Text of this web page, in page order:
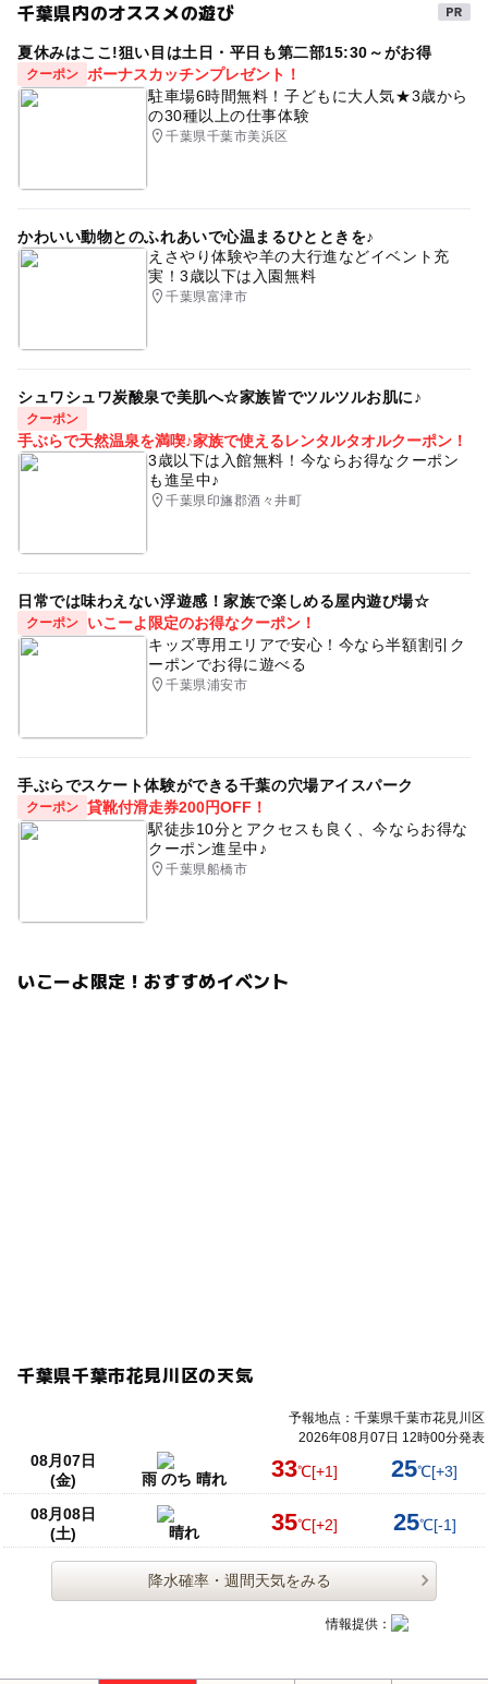
予約/応募
予約必要
最終応募締切 2025-4-26(土)
予約はHP（https://www.battle-airsoft.com/）からお願い
質問等あればお気軽にお問い合わせください。
このイベントの受付は終了しました。
予約はこちらから
大人の料金
2,500円
大人の料金詳細
レンタルを使わない場合は2500円です。
タグ
駐車場無料 サバゲー 親子 デビュー 10禁
親子で体験 サバイバルゲーム 手ぶらでOK
小学生
千葉県内のオススメの遊び
夏休みはここ!狙い目は土日・平日も第二部15:30～がお得
クーポン
ボーナスカッチンプレゼント！
駐車場6時間無料！子どもに大人気★3歳から
の30種以上の仕事体験
千葉県千葉市美浜区
かわいい動物とのふれあいで心温まるひとときを♪
えさやり体験や羊の大行進などイベント充
実！3歳以下は入園無料
千葉県富津市
シュワシュワ炭酸泉で美肌へ☆家族皆でツルツルお肌に♪
クーポン
手ぶらで天然温泉を満喫♪家族で使えるレンタルタオルクーポン！
3歳以下は入館無料！今ならお得なクーポン
も進呈中♪
千葉県印旛郡酒々井町
日常では味わえない浮遊感！家族で楽しめる屋内遊び場☆
クーポン
いこーよ限定のお得なクーポン！
キッズ専用エリアで安心！今なら半額割引ク
ーポンでお得に遊べる
千葉県浦安市
手ぶらでスケート体験ができる千葉の穴場アイスパーク
クーポン 貸靴付滑走券200円OFF！
駅徒歩10分とアクセスも良く、今ならお得な
クーポン進呈中♪
千葉県船橋市
いこーよ限定！おすすめイベント
千葉県千葉市花見川区の天気
予報地点：千葉県千葉市花見川区
2026年08月07日 12時00分発表
08月07日
(金)
雨 のち 晴れ 33℃[+1] 25℃[+3]
08月08日
(土)
晴れ 35℃[+2] 25℃[-1]
降水確率・週間天気をみる
情報提供：